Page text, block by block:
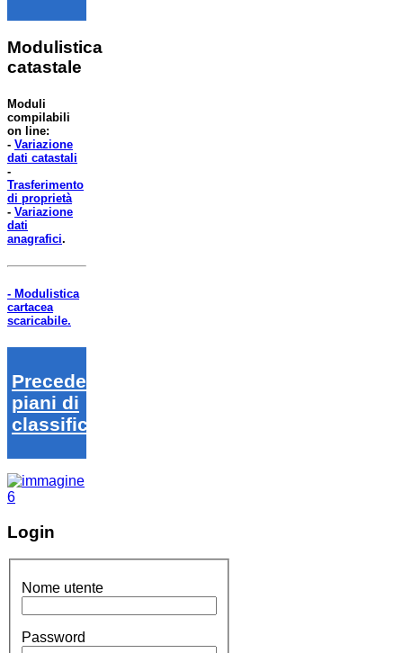
Modulistica
catastale
Moduli
compilabili
on line:
- Variazione
dati catastali
-
Trasferimento
di proprietà
- Variazione
dati
anagrafici.
- Modulistica
cartacea
scaricabile.
Precedenti
piani di
classifica
Login
Nome utente
Password